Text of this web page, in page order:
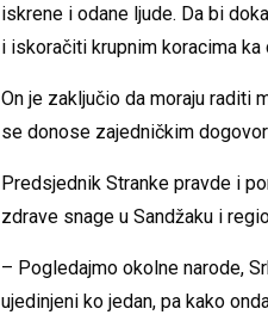
iskrene i odane ljude. Da bi
i iskoračiti krupnim koracima ka
On je zaključio da moraju raditi
se donose zajedničkim
Predsjednik Stranke pravde i
zdrave snage u Sandžaku i
– Pogledajmo okolne narode,
ujedinjeni ko jedan, pa kako